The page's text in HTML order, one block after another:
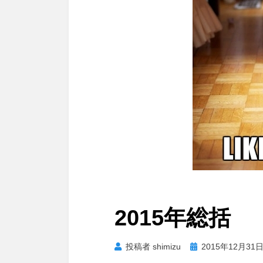
2015年総括
投稿者shimizu
投 2015年12月31